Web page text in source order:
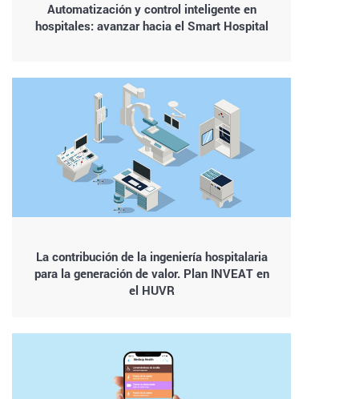
Automatización y control inteligente en
hospitales: avanzar hacia el Smart Hospital
La contribución de la ingeniería hospitalaria
para la generación de valor. Plan INVEAT en
el HUVR